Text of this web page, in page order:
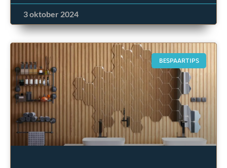
3 oktober 2024
BESPAARTIPS